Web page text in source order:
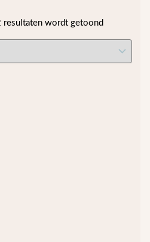
resultaten wordt getoond